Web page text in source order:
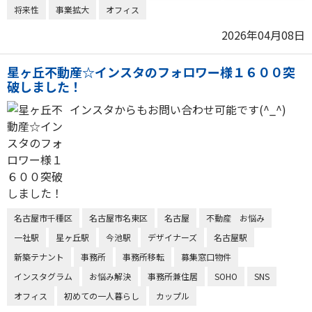
将来性
事業拡大 オフィス
2026年04月08日
星ヶ丘不動産☆インスタのフォロワー様１６００突
破しました！
インスタからもお問い合わせ可能です(^_^)
名古屋市千種区 名古屋市名東区 名古屋
不動産 お悩み
一社駅
星ヶ丘駅 今池駅 デザイナーズ
名古屋駅
新築テナント
事務所 事務所移転
募集窓口物件
インスタグラム
お悩み解決 事務所兼住居 SOHO
SNS
オフィス
初めての一人暮らし カップル